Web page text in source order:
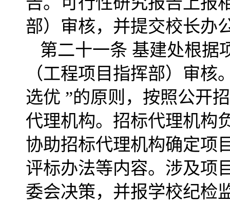
部）审核，并提交校长办
第二十一条 基建处根据
（工程项目指挥部）审
选优 ”的原则，按照公开
代理机构。招标代理机构
协助招标代理机构确定项
评标办法等内容。涉及项
委会决策，并报学校纪检